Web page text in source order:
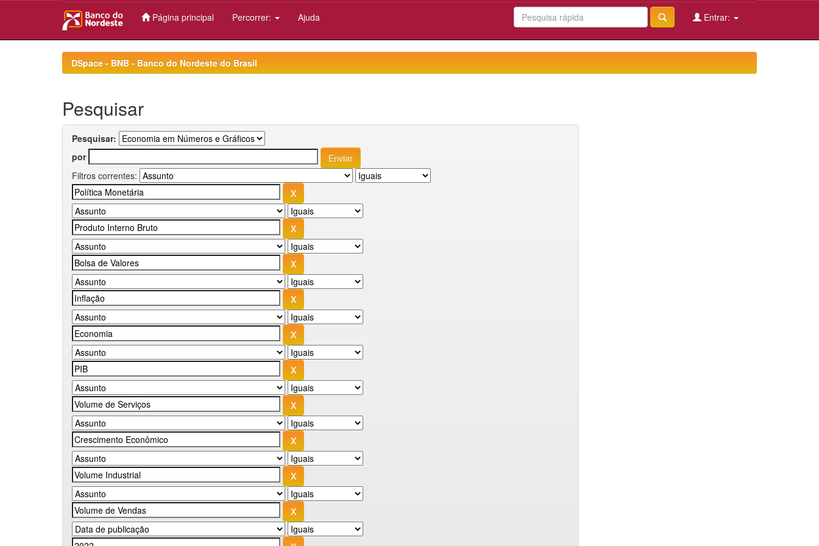
Página principal Percorrer: Ajuda Entrar:
DSpace - BNB - Banco do Nordeste do Brasil
Pesquisar
Pesquisar:
por
Filtros correntes: